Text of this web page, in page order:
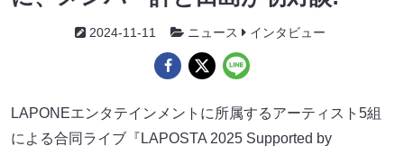
2024-11-11 ニュース インタビュー
LAPONEエンタテインメントに所属するアーティスト5組
による合同ライブ『LAPOSTA 2025 Supported by